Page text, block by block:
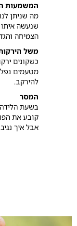
המשמעות
מה שניתן
שנעשה איתו
הצמיחה
משל
כשקונים
מטעמים
להירקב.
המסר
בשעת
קובע את
אבל איך